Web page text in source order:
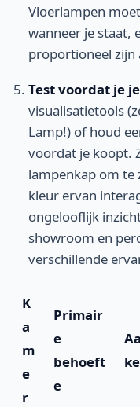
Vloerlampen
wanneer je staat,
proportioneel zijn
Test voordat je
visualisatietools
Lamp!) of houd
voordat je koopt.
lampenkap om te
kleur ervan
ongelooflijk
showroom en
verschillende
K
a
m
e
r
Primair
e
behoeft
e